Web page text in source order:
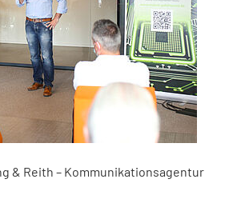
& Reith – Kommunikationsagentur